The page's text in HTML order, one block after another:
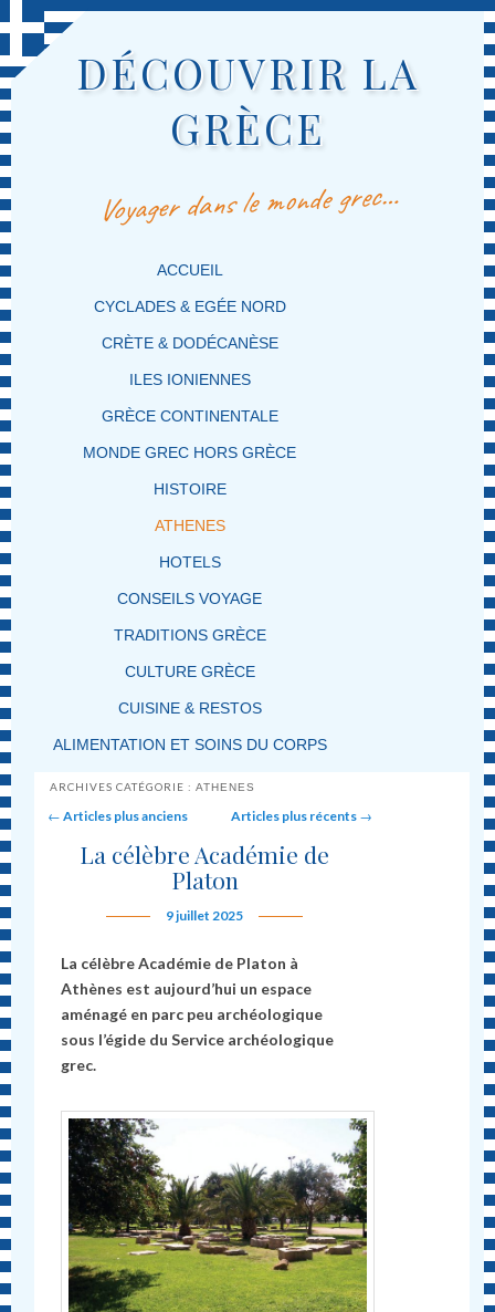
DÉCOUVRIR LA
GRÈCE
Voyager dans le monde grec…
MENU PRINCIPAL
MASQUER LA NAVIGATION PRINCIPALE
MASQUER LA NAVIGATION SECONDAIRE
ACCUEIL
CYCLADES & EGÉE NORD
CRÈTE & DODÉCANÈSE
ILES IONIENNES
GRÈCE CONTINENTALE
MONDE GREC HORS GRÈCE
HISTOIRE
ATHENES
HOTELS
CONSEILS VOYAGE
TRADITIONS GRÈCE
CULTURE GRÈCE
CUISINE & RESTOS
ALIMENTATION ET SOINS DU CORPS
ARCHIVES CATÉGORIE :ATHENES
Post navigation
← Articles plus anciens Articles plus récents →
La célèbre Académie de
Platon
9 juillet 2025
La célèbre Académie de Platon à
Athènes est aujourd’hui un espace
aménagé en parc peu archéologique
sous l’égide du Service archéologique
grec.